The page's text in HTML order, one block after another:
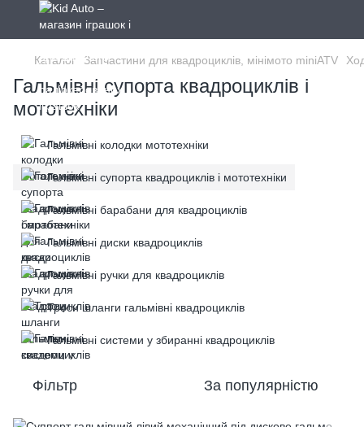
Каталог Запчастини для квадроциклів, мінімото miniATV
Гальмівні супорта квадроциклів і
мототехніки
Гальмівні колодки мототехніки
Гальмівні супорта квадроциклів і мототехніки
Гальмівні барабани для квадроциклів
Гальмівні диски квадроциклів
Гальмівні ручки для квадроциклів
Троси шланги гальмівні квадроциклів
Гальмівні системи у збиранні квадроциклів
Фільтр За популярністю